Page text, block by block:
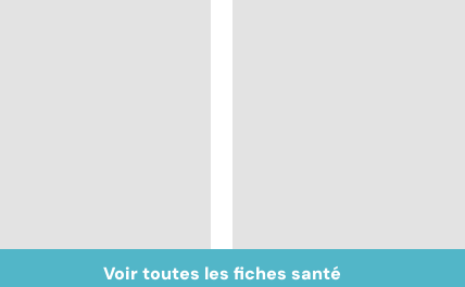
Voir toutes les fiches santé